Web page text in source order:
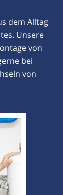
dem Alltag
Unsere
von
bei
von